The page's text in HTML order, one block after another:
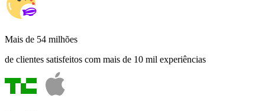
Mais de 54 milhões
de clientes satisfeitos com mais de 10 mil experiências